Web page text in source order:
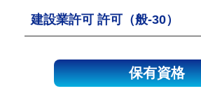
建設業許可 許可（般-30）
保有資格